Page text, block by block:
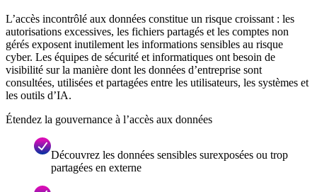
L’accès incontrôlé aux données constitue un risque croissant : les
autorisations excessives, les fichiers partagés et les comptes non
gérés exposent inutilement les informations sensibles au risque
cyber. Les équipes de sécurité et informatiques ont besoin de
visibilité sur la manière dont les données d’entreprise sont
consultées, utilisées et partagées entre les utilisateurs, les systèmes et
les outils d’IA.
Étendez la gouvernance à l’accès aux données
Découvrez les données sensibles surexposées ou trop
partagées en externe